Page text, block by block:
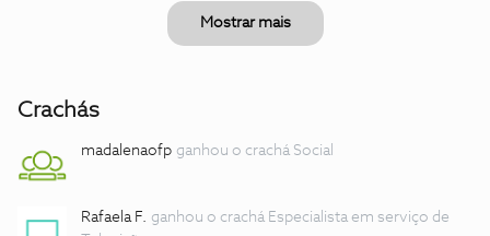
Mostrar mais
Crachás
madalenaofp ganhou o crachá Social
Rafaela F. ganhou o crachá Especialista em serviço de